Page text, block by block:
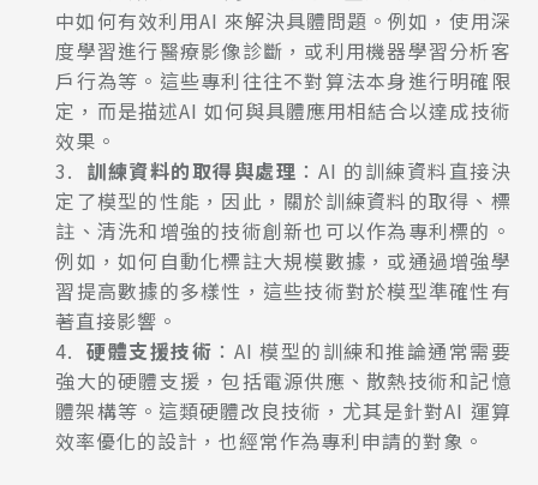
中如何有效利用AI 來解決具體問題。例如，使用深
度學習進行醫療影像診斷，或利用機器學習分析客
戶行為等。這些專利往往不對算法本身進行明確限
定，而是描述AI 如何與具體應用相結合以達成技術
效果。
3. 訓練資料的取得與處理 ：AI 的訓練資料直接決
定了模型的性能，因此，關於訓練資料的取得、標
註、清洗和增強的技術創新也可以作為專利標的。
例如，如何自動化標註大規模數據，或通過增強學
習提高數據的多樣性，這些技術對於模型準確性有
著直接影響。
4.硬體支援技術 ：AI 模型的訓練和推論通常需要
強大的硬體支援，包括電源供應、散熱技術和記憶
體架構等。這類硬體改良技術，尤其是針對AI 運算
效率優化的設計，也經常作為專利申請的對象。